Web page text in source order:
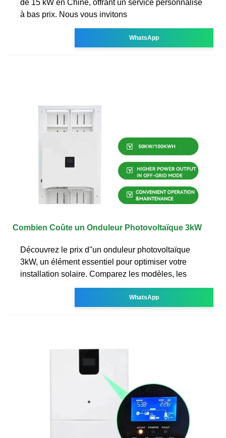
de 15 kW en Chine, offrant un service personnalisé
à bas prix. Nous vous invitons
WhatsApp
Combien Coûte un Onduleur Photovoltaïque 3kW
Découvrez le prix d''un onduleur photovoltaïque
3kW, un élément essentiel pour optimiser votre
installation solaire. Comparez les modèles, les
WhatsApp